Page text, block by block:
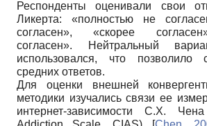
Респонденты оценивали свои
Ликерта: «полностью не
согласен», «скорее
согласен». Нейтральный
использовался, что позволило
средних ответов.
Для оценки внешней
методики изучались связи ее
интернет-зависимости С.Х.